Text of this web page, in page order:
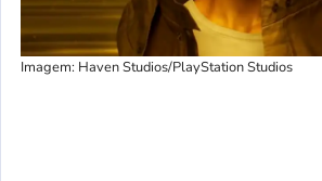
Imagem: Haven Studios/PlayStation Studios